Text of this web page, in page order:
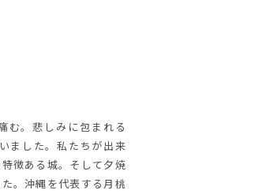
む。悲しみに包まれる
ました。私たちが出来
徴ある城。そして夕焼
。沖縄を代表する月桃